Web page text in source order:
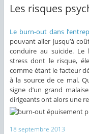
Les risques
Le burn-out dans
pouvant aller jusqu’à
conduire au suicide. Le
stress dont le risque,
comme étant le facteur
à la source de ce mal.
signe d’un grand
dirigeants ont alors une
18 septembre 2013